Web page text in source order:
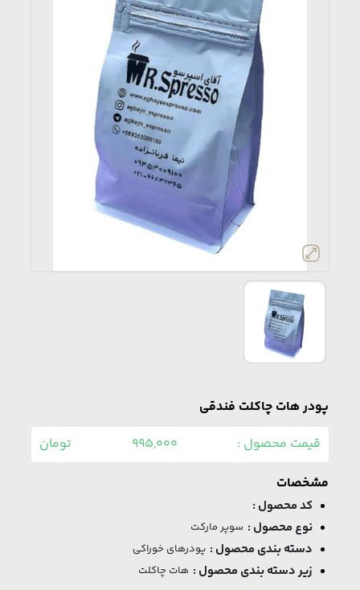
پودر هات چاکلت فندقی
قیمت محصول :
995,000
تومان
مشخصات
کد محصول :
نوع محصول : سوپر مارکت
دسته بندی محصول : پودرھای خوراکی
زیر دسته بندی محصول : ھات چاکلت